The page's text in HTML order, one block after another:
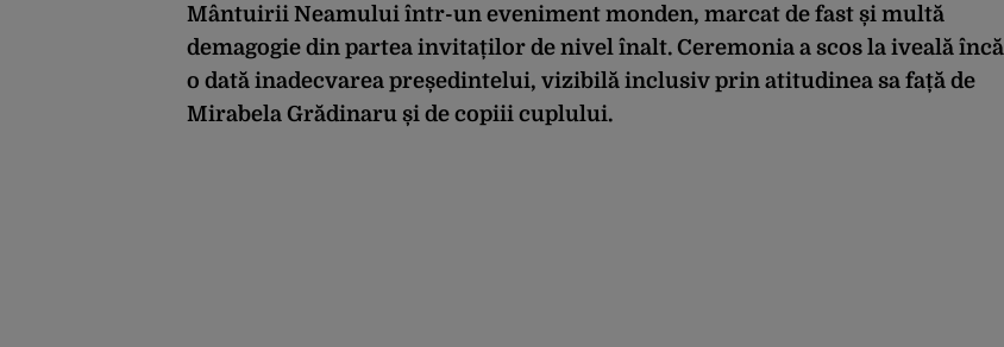
Mântuirii Neamului într-un eveniment monden, marcat de fast și multă
demagogie din partea invitaților de nivel înalt. Ceremonia a scos la iveală încă
o dată inadecvarea președintelui, vizibilă inclusiv prin atitudinea sa față de
Mirabela Grădinaru și de copiii cuplului.